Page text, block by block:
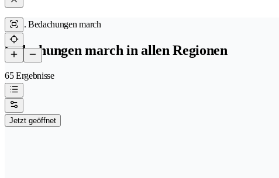
Bedachungen march
bedachungen march in allen Regionen
65 Ergebnisse
Jetzt geöffnet